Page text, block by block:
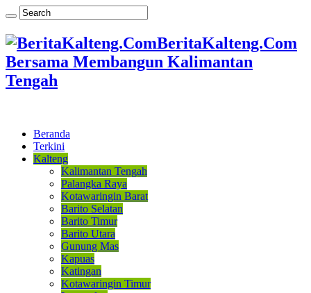
BeritaKalteng.Com
Bersama Membangun Kalimantan
Tengah
Beranda
Terkini
Kalteng
Kalimantan Tengah
Palangka Raya
Kotawaringin Barat
Barito Selatan
Barito Timur
Barito Utara
Gunung Mas
Kapuas
Katingan
Kotawaringin Timur